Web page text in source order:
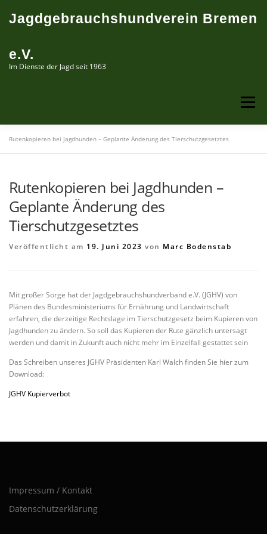
Inhalt
springen
Jagdgebrauchshundverein Bremen
e.V.
Im Dienste der Jagd seit 1963
Menü
ERINNERUNGEN
Rutenkopieren bei Jagdhunden – Geplante Änderung des Tierschutzgesetztes
Rutenkopieren bei Jagdhunden –
Geplante Änderung des
Tierschutzgesetztes
Veröffentlicht am 19. Juni 2023 von Marc Bodenstab
Mit großer Sorge hat der Jagdgebrauchshundverband e.V. (JGHV) von
Plänen des Bundesministeriums für Ernährung und Landwirtschaft
erfahren, die derzeitige Rechtslage im Tierschutzgesetz beim Kupieren von
Jagdhunden zu ändern. So soll das Kupieren der Rute gänzlich untersagt
werden und damit in Zukunft auch nicht mehr im Einzelfall gestattet sein
Das Schreiben unseres JGHV Präsidenten Karl Walch finden Sie hier zum
Download:
JGHV Kupierverbot
Impressum / Kontakt
Datenschutzerklärung